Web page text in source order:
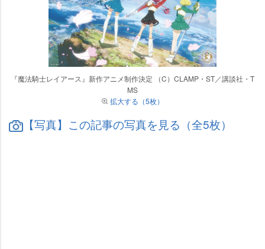
『魔法騎士レイアース』新作アニメ制作決定 （C）CLAMP・ST／講談社・T
MS
拡大する（5枚）
【写真】この記事の写真を見る（全5枚）